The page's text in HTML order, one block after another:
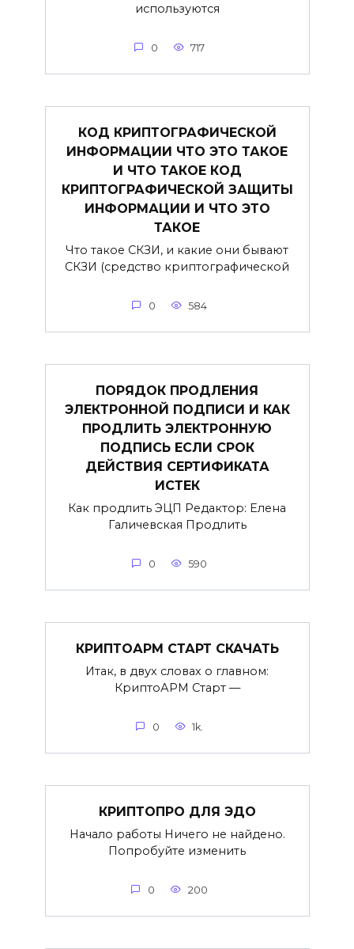
используются
0 717
КОД КРИПТОГРАФИЧЕСКОЙ
ИНФОРМАЦИИ ЧТО ЭТО ТАКОЕ
И ЧТО ТАКОЕ КОД
КРИПТОГРАФИЧЕСКОЙ ЗАЩИТЫ
ИНФОРМАЦИИ И ЧТО ЭТО
ТАКОЕ
Что такое СКЗИ, и какие они бывают
СКЗИ (средство криптографической
0 584
ПОРЯДОК ПРОДЛЕНИЯ
ЭЛЕКТРОННОЙ ПОДПИСИ И КАК
ПРОДЛИТЬ ЭЛЕКТРОННУЮ
ПОДПИСЬ ЕСЛИ СРОК
ДЕЙСТВИЯ СЕРТИФИКАТА
ИСТЕК
Как продлить ЭЦП Редактор: Елена
Галичевская Продлить
0 590
КРИПТОАРМ СТАРТ СКАЧАТЬ
Итак, в двух словах о главном:
КриптоАРМ Старт —
0 1k.
КРИПТОПРО ДЛЯ ЭДО
Начало работы Ничего не найдено.
Попробуйте изменить
0 200